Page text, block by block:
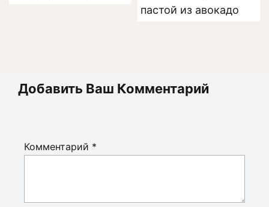
пастой из авокадо
Добавить Ваш Комментарий
Комментарий *